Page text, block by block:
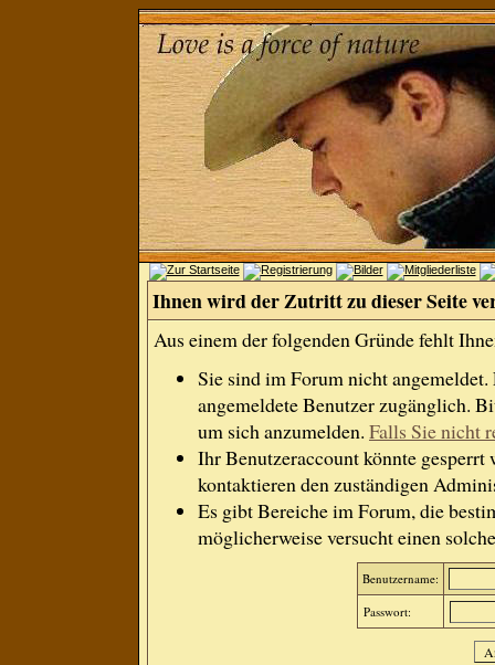
Ihnen wird der Zutritt zu dieser Seite
Aus einem der folgenden Gründe fehlt
Sie sind im Forum nicht
angemeldete Benutzer zugänglich.
um sich anzumelden. Falls Sie nicht
Ihr Benutzeraccount könnte gesperrt
kontaktieren den zuständigen
Es gibt Bereiche im Forum, die
möglicherweise versucht einen
Benutzername:
Passwort: